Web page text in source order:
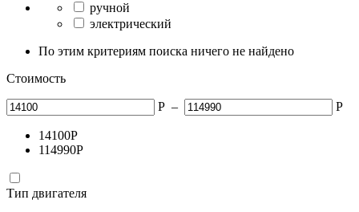
ручной
электрический
По этим критериям поиска ничего не найдено
Стоимость
Р – Р
14100Р
114990Р
Тип двигателя